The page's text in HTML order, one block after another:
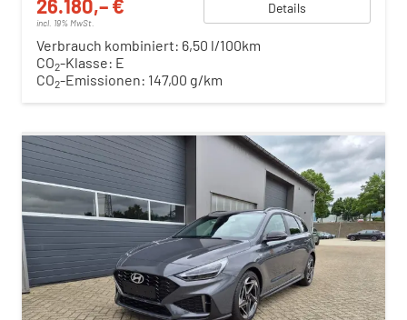
26.180,– €
incl. 19% MwSt.
Details
Verbrauch kombiniert: 6,50 l/100km
CO2-Klasse: E
CO2-Emissionen: 147,00 g/km